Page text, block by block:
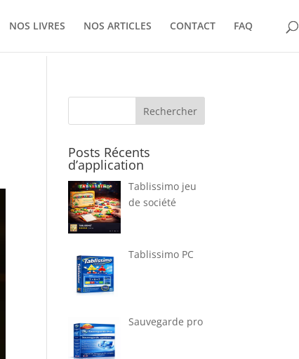
NOS LIVRES NOS ARTICLES CONTACT FAQ
Rechercher
Posts Récents
d’application
Tablissimo jeu
de société
Tablissimo PC
Sauvegarde pro